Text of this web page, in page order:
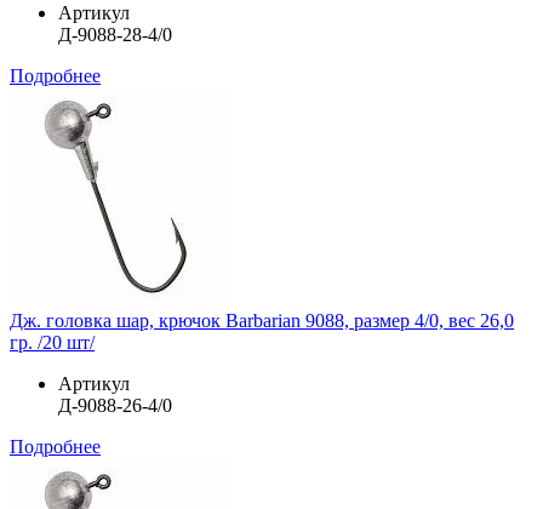
Артикул
Д-9088-28-4/0
Подробнее
Дж. головка шар, крючок Barbarian 9088, размер 4/0, вес 26,0
гр. /20 шт/
Артикул
Д-9088-26-4/0
Подробнее